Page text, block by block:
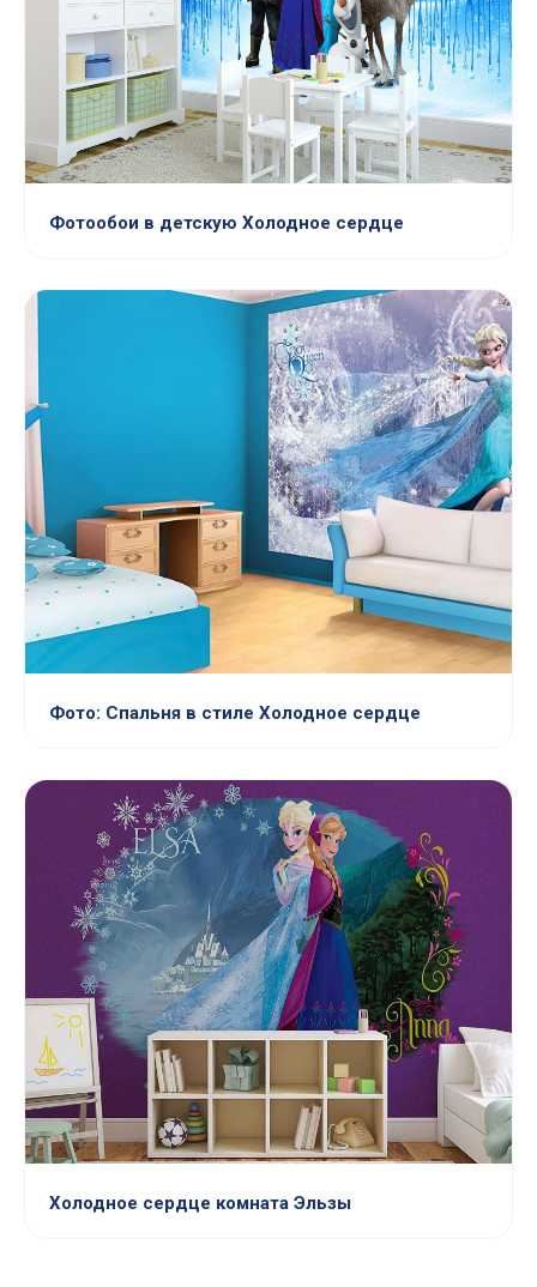
Фотообои в детскую Холодное сердце
Фото: Спальня в стиле Холодное сердце
Холодное сердце комната Эльзы